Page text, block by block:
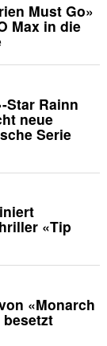
Must Go»
Max in die
Star Rainn
neue
Serie
«Tip
«Monarch